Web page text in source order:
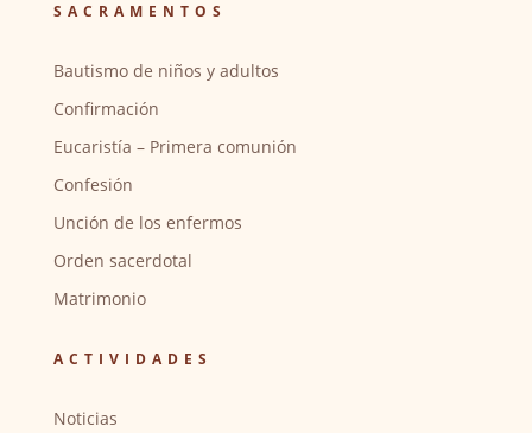
SACRAMENTOS
Bautismo de niños y adultos
Confirmación
Eucaristía – Primera comunión
Confesión
Unción de los enfermos
Orden sacerdotal
Matrimonio
ACTIVIDADES
Noticias